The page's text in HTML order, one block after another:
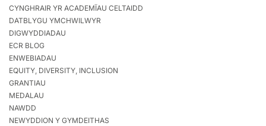
CYNGHRAIR YR ACADEMÏAU CELTAIDD
DATBLYGU YMCHWILWYR
DIGWYDDIADAU
ECR BLOG
ENWEBIADAU
EQUITY, DIVERSITY, INCLUSION
GRANTIAU
MEDALAU
NAWDD
NEWYDDION Y GYMDEITHAS